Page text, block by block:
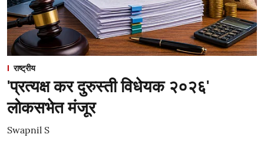
राष्ट्रीय
'प्रत्यक्ष कर दुरुस्ती विधेयक २०२६'
लोकसभेत मंजूर
Swapnil S